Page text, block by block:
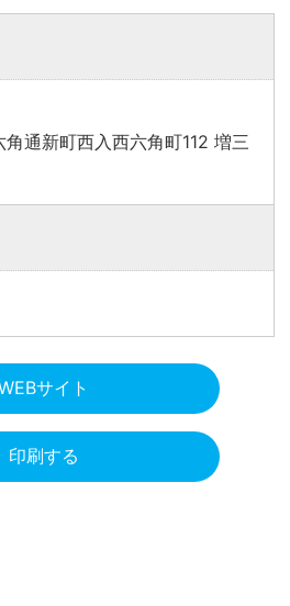
通新町西入西六角町112 増三
サイト
印刷する